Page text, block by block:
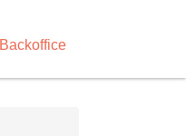
Backoffice